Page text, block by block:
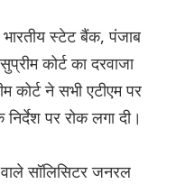
भारतीय स्टेट बैंक, पंजाब
कोर्ट का दरवाजा
ने सभी एटीएम पर
निर्देश पर रोक लगा दी।
सॉलिसिटर जनरल